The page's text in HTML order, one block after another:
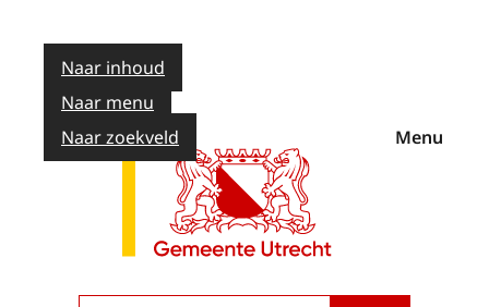
Naar inhoud
Naar menu
Naar zoekveld
Menu